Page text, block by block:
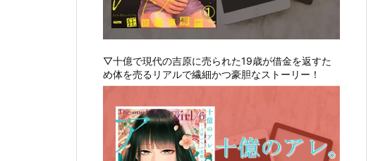
▽十億で現代の吉原に売られた19歳が借金を返すた
め体を売るリアルで繊細かつ豪胆なストーリー！